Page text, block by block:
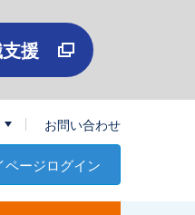
援
お問い合わせ
ページログイン